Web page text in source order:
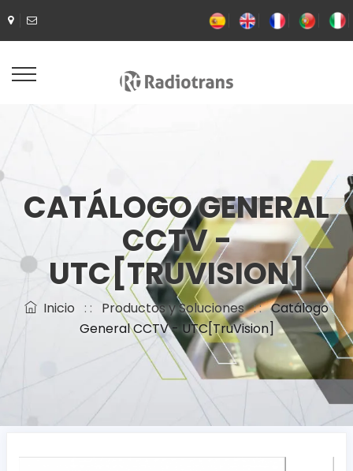
CATÁLOGO GENERAL
CCTV -
UTC[TRUVISION]
Inicio : : Productos y Soluciones: :Catálogo
General CCTV - UTC[TruVision]